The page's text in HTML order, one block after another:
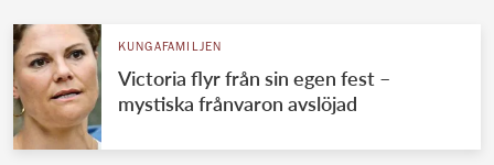
KUNGAFAMILJEN
Victoria flyr från sin egen fest –
mystiska frånvaron avslöjad